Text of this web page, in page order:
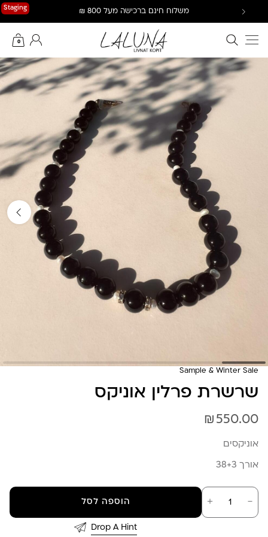
Staging משלוח חינם ברכישה מעל 800 ₪
חיפוש באתר
0
החשבון שלי
Sample & Winter Sale
שרשרת פרלין אוניקס
₪ 550.00
אוניקסים
אורך 38+3
－
כמות
של
שרשרת
＋ הוספה לסל
Drop A Hint